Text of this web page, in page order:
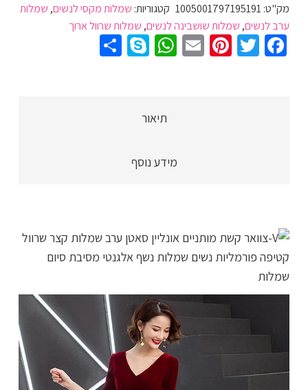
ערב
לשנים
בשילות
4
צבעים
לבחירה
מק"ט:1005001797195191 קטגוריות: שמלות מקסי לנשים, שמלות
ערב לנשים, שמלות שושבינה לנשים, שמלות שרוול ארוך
Facebook
Twitter
Pinterest
Email
WhatsApp
Skype
תיאור
מידע נוסף